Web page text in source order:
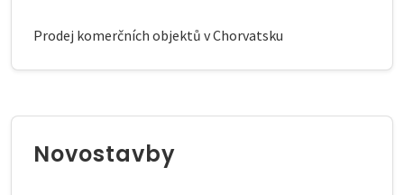
Prodej komerčních objektů v Chorvatsku
Novostavby